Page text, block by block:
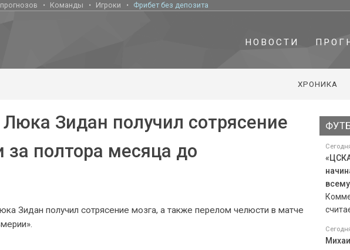
Команды Игроки Фрибет без депозита
НОВОСТИ
ХРОНИКА
Зидан получил сотрясение
полтора месяца до
Зидан получил сотрясение мозга, а также перелом челюсти в матче